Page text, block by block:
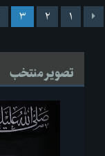
۱ ۲ ۳
تصویر منتخب